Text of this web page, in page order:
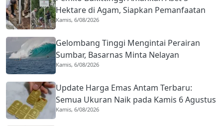
Hektare di Agam, Siapkan Pemanfaatan
Bersama
Kamis, 6/08/2026
Gelombang Tinggi Mengintai Perairan
Sumbar, Basarnas Minta Nelayan
Utamakan Keselamatan
Kamis, 6/08/2026
Update Harga Emas Antam Terbaru:
Semua Ukuran Naik pada Kamis 6 Agustus
2026
Kamis, 6/08/2026